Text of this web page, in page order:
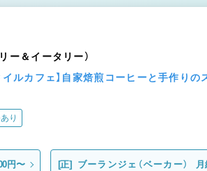
＆イータリー）
ルカフェ】自家焙煎コーヒーと手作りの
り
円〜 [正] ブーランジェ（ベーカー）